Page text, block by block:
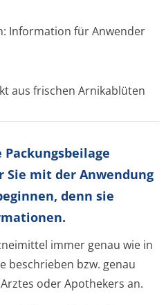
Information für Anwender
aus frischen Arnikablüten
Packungsbeilage
Sie mit der Anwendung
denn sie
immer genau wie in
beschrieben bzw. genau
oder Apothekers an.